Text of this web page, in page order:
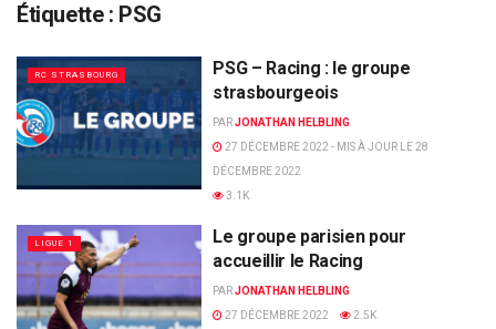
Étiquette : PSG
RC STRASBOURG
PSG – Racing : le groupe
strasbourgeois
PARJONATHAN HELBLING
27 DÉCEMBRE 2022 - MIS À JOUR LE 28
DÉCEMBRE 2022
3.1K
LIGUE 1
Le groupe parisien pour
accueillir le Racing
PARJONATHAN HELBLING
27 DÉCEMBRE 2022
2.5K